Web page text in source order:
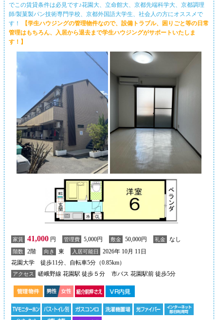
でこの賃貸条件は必見です♪花園大、立命館大、京都先端科学大、京都調理
師/製菓製パン技術専門学校、京都外国語大学生、社会人の方にオススメで
す！
【学生ハウジングの管理物件なので、設備トラブル、困りごと等の日常
管理はもちろん、入居から退去まで学生ハウジングがサポートいたしま
す！】
家賃 41,000 円 管理費 5,000円 敷金 50,000円 礼金 なし
階数 2階 向き 東 入居可能日
2026年 10月 11日
花園大学 徒歩11分、自転車5分（0.85km）
アクセス 嵯峨野線 花園駅 徒歩５分 市バス 花園駅前 徒歩5分